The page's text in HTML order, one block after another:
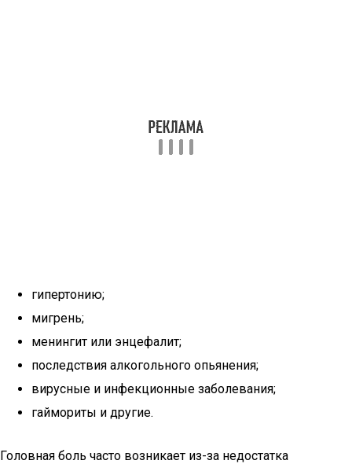
гипертонию;
мигрень;
менингит или энцефалит;
последствия алкогольного опьянения;
вирусные и инфекционные заболевания;
гаймориты и другие.
Головная боль часто возникает из-за недостатка